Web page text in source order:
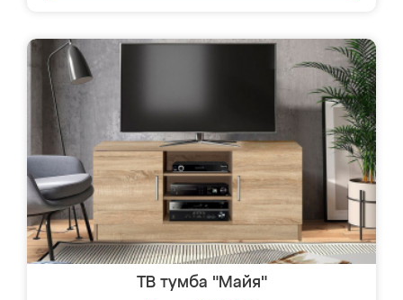
ТВ тумба "Майя"